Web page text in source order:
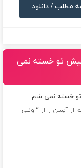
مطلب / دانلود
پیش تو خسته نمی
تو خسته نمی شم
ازآیسن را از “اونلی